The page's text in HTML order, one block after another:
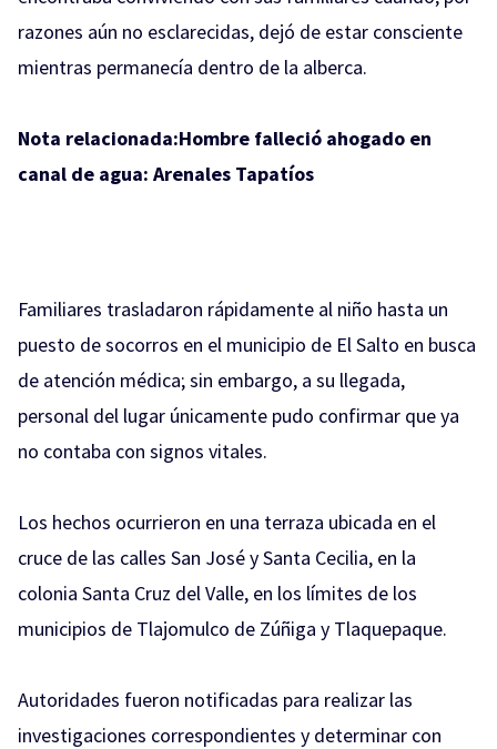
razones aún no esclarecidas, dejó de estar consciente
mientras permanecía dentro de la alberca.
Nota relacionada:Hombre falleció ahogado en
canal de agua: Arenales Tapatíos
Familiares trasladaron rápidamente al niño hasta un
puesto de socorros en el municipio de El Salto en busca
de atención médica; sin embargo, a su llegada,
personal del lugar únicamente pudo confirmar que ya
no contaba con signos vitales.
Los hechos ocurrieron en una terraza ubicada en el
cruce de las calles San José y Santa Cecilia, en la
colonia Santa Cruz del Valle, en los límites de los
municipios de Tlajomulco de Zúñiga y Tlaquepaque.
Autoridades fueron notificadas para realizar las
investigaciones correspondientes y determinar con